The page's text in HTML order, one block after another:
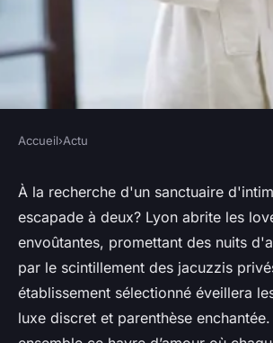
Logez dans les
room à Lyon
Julien• 27 février 2024•3 min de lecture
Accueil›Actu
À la recherche d'un sanctuaire
escapade à deux? Lyon abrite les
envoûtantes, promettant des nuits
par le scintillement des jacuzzis
établissement sélectionné éveillera
luxe discret et parenthèse